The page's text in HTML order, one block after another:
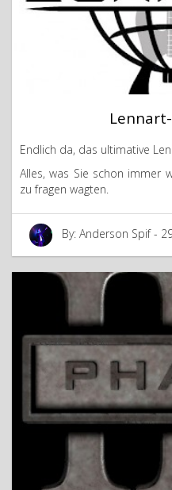
Endlich da, das ultimative
Alles, was Sie schon immer
zu fragen wagten.
By: Anderson Spif -